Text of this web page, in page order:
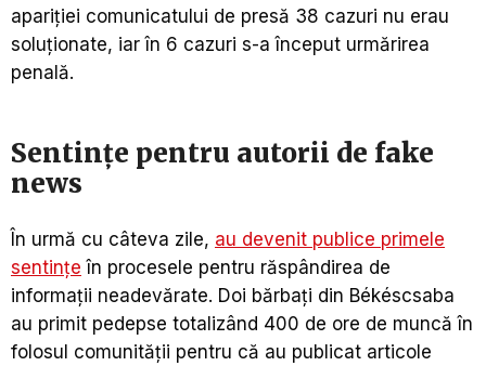
apariţiei comunicatului de presă 38 cazuri nu erau
soluţionate, iar în 6 cazuri s-a început urmărirea
penală.
Sentinţe pentru autorii de fake
news
În urmă cu câteva zile, au devenit publice primele
sentinţe în procesele pentru răspândirea de
informaţii neadevărate. Doi bărbaţi din Békéscsaba
au primit pedepse totalizând 400 de ore de muncă în
folosul comunităţii pentru că au publicat articole